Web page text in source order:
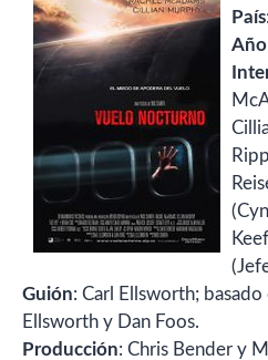
País
Año
Guión: Carl Ellsworth;
Ellsworth y Dan Foos.
Producción: Chris Bender y